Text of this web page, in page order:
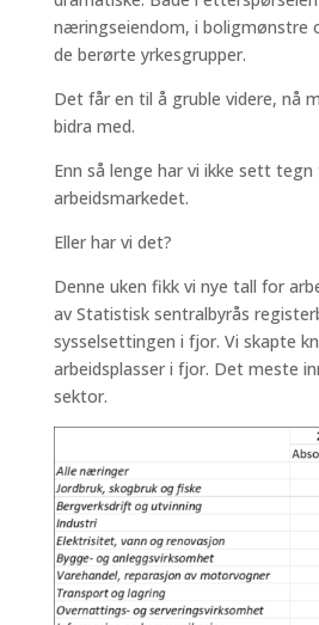
næringseiendom, i boligmønstre
de berørte yrkesgrupper.
Det får en til å gruble videre, nå
bidra med.
Enn så lenge har vi ikke sett
arbeidsmarkedet.
Eller har vi det?
Denne uken fikk vi nye tall for
av Statistisk sentralbyrås
sysselsettingen i fjor. Vi skapte
arbeidsplasser i fjor. Det meste
sektor.